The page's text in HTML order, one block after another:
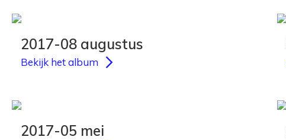
2017-08 augustus
Bekijk het album
2017-05 mei